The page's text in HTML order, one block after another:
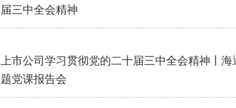
届三中全会精神
上市公司学习贯彻党的二十届三中全会精神丨
题党课报告会